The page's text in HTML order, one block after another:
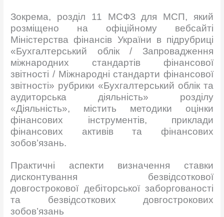
Зокрема, розділ 11 МСФЗ для МСП, який
розміщено на офіційному вебсайті
Міністерства фінансів України в підрубриці
«Бухгалтерський облік / Запровадження
міжнародних стандартів фінансової
звітності / Міжнародні стандарти фінансової
звітності» рубрики «Бухгалтерський облік та
аудиторська діяльність» розділу
«Діяльність», містить методики оцінки
фінансових інструментів, приклади
фінансових активів та фінансових
зобов’язань.
Практичні аспекти визначення ставки
дисконтування безвідсоткової
довгострокової дебіторської заборгованості
та безвідсоткових довгострокових
зобов’язань